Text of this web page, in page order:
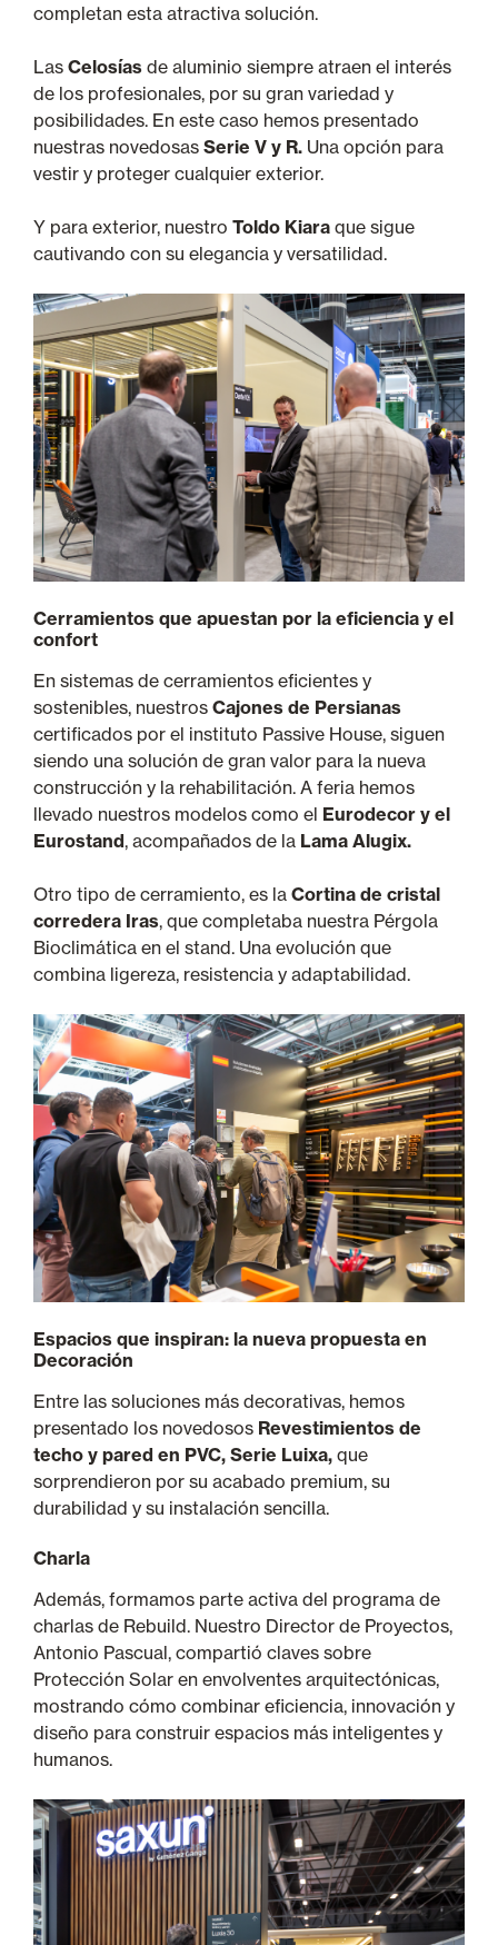
completan esta atractiva solución.
Las Celosías de aluminio siempre atraen el interés
de los profesionales, por su gran variedad y
posibilidades. En este caso hemos presentado
nuestras novedosas Serie V y R. Una opción para
vestir y proteger cualquier exterior.
Y para exterior, nuestro Toldo Kiara que sigue
cautivando con su elegancia y versatilidad.
Cerramientos que apuestan por la eficiencia y el
confort
En sistemas de cerramientos eficientes y
sostenibles, nuestros Cajones de Persianas
certificados por el instituto Passive House, siguen
siendo una solución de gran valor para la nueva
construcción y la rehabilitación. A feria hemos
llevado nuestros modelos como el Eurodecor y el
Eurostand, acompañados de la Lama Alugix.
Otro tipo de cerramiento, es la Cortina de cristal
corredera Iras, que completaba nuestra Pérgola
Bioclimática en el stand. Una evolución que
combina ligereza, resistencia y adaptabilidad.
Espacios que inspiran: la nueva propuesta en
Decoración
Entre las soluciones más decorativas, hemos
presentado los novedosos Revestimientos de
techo y pared en PVC, Serie Luixa, que
sorprendieron por su acabado premium, su
durabilidad y su instalación sencilla.
Charla
Además, formamos parte activa del programa de
charlas de Rebuild. Nuestro Director de Proyectos,
Antonio Pascual, compartió claves sobre
Protección Solar en envolventes arquitectónicas,
mostrando cómo combinar eficiencia, innovación y
diseño para construir espacios más inteligentes y
humanos.